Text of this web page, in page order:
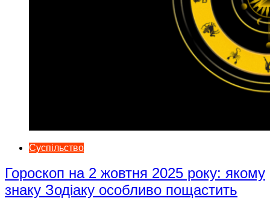
Суспільство
Гороскоп на 2 жовтня 2025 року: якому
знаку Зодіаку особливо пощастить